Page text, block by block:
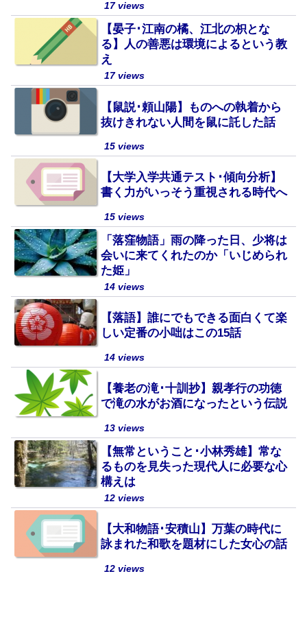
17 views
【晏子･江南の橘、江北の枳とな
る】人の善悪は環境によるという教
え
17 views
【鼠説･頼山陽】ものへの執着から
抜けきれない人間を鼠に託した話
15 views
【大学入学共通テスト･傾向分析】
書く力がいっそう重視される時代へ
15 views
「落窪物語」雨の降った日、少将は
会いに来てくれたのか「いじめられ
た姫」
14 views
【落語】誰にでもできる面白くて楽
しい定番の小咄はこの15話
14 views
【養老の滝･十訓抄】親孝行の功徳
で滝の水がお酒になったという伝説
13 views
【無常ということ･小林秀雄】常な
るものを見失った現代人に必要な心
構えは
12 views
【大和物語･安積山】万葉の時代に
詠まれた和歌を題材にした女心の話
12 views